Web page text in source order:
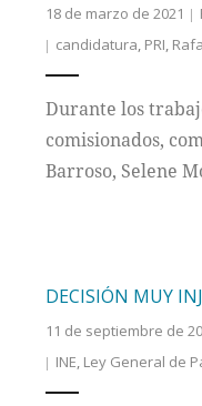
18 de marzo de 2021
candidatura PRI
Durante los
comisionados,
Barroso, Selene
DECISIÓN MUY
11 de septiembre de
INE Ley General de